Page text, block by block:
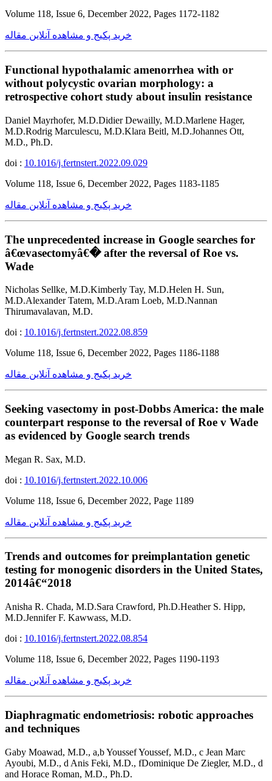
Volume 118, Issue 6, December 2022, Pages 1172-1182
خرید پکیج و مشاهده آنلاین مقاله
Functional hypothalamic amenorrhea with or
without polycystic ovarian morphology: a
retrospective cohort study about insulin resistance
Daniel Mayrhofer, M.D.Didier Dewailly, M.D.Marlene Hager,
M.D.Rodrig Marculescu, M.D.Klara Beitl, M.D.Johannes Ott,
M.D., Ph.D.
doi : 10.1016/j.fertnstert.2022.09.029
Volume 118, Issue 6, December 2022, Pages 1183-1185
خرید پکیج و مشاهده آنلاین مقاله
The unprecedented increase in Google searches for
â€œvasectomyâ€� after the reversal of Roe vs.
Wade
Nicholas Sellke, M.D.Kimberly Tay, M.D.Helen H. Sun,
M.D.Alexander Tatem, M.D.Aram Loeb, M.D.Nannan
Thirumavalavan, M.D.
doi : 10.1016/j.fertnstert.2022.08.859
Volume 118, Issue 6, December 2022, Pages 1186-1188
خرید پکیج و مشاهده آنلاین مقاله
Seeking vasectomy in post-Dobbs America: the male
counterpart response to the reversal of Roe v Wade
as evidenced by Google search trends
Megan R. Sax, M.D.
doi : 10.1016/j.fertnstert.2022.10.006
Volume 118, Issue 6, December 2022, Page 1189
خرید پکیج و مشاهده آنلاین مقاله
Trends and outcomes for preimplantation genetic
testing for monogenic disorders in the United States,
2014â€“2018
Anisha R. Chada, M.D.Sara Crawford, Ph.D.Heather S. Hipp,
M.D.Jennifer F. Kawwass, M.D.
doi : 10.1016/j.fertnstert.2022.08.854
Volume 118, Issue 6, December 2022, Pages 1190-1193
خرید پکیج و مشاهده آنلاین مقاله
Diaphragmatic endometriosis: robotic approaches
and techniques
Gaby Moawad, M.D., a,b Youssef Youssef, M.D., c Jean Marc
Ayoubi, M.D., d Anis Feki, M.D., fDominique De Ziegler, M.D., d
and Horace Roman, M.D., Ph.D.